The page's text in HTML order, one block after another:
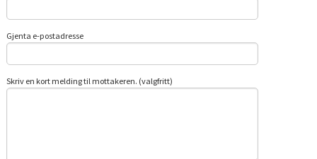
Gjenta e-postadresse
Skriv en kort melding til mottakeren. (valgfritt)